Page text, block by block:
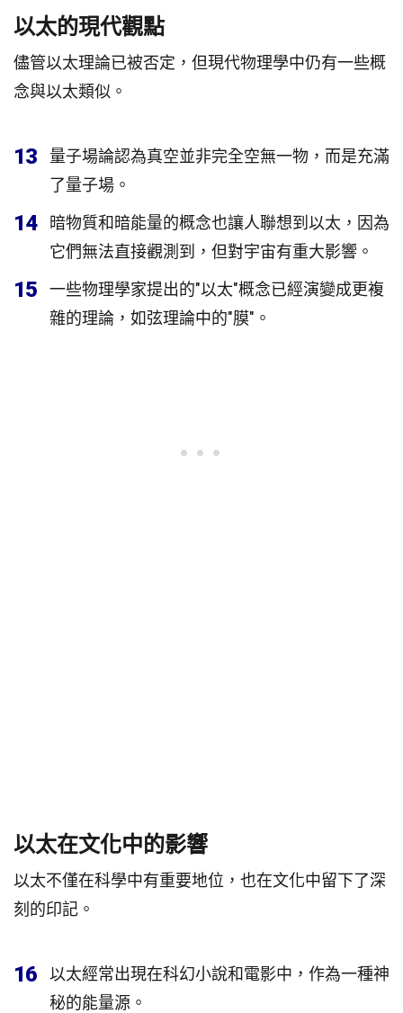
以太的現代觀點
儘管以太理論已被否定，但現代物理學中仍有一些概
念與以太類似。
13
量子場論認為真空並非完全空無一物，而是充滿
了量子場。
14
暗物質和暗能量的概念也讓人聯想到以太，因為
它們無法直接觀測到，但對宇宙有重大影響。
15
一些物理學家提出的"以太"概念已經演變成更複
雜的理論，如弦理論中的"膜"。
以太在文化中的影響
以太不僅在科學中有重要地位，也在文化中留下了深
刻的印記。
16
以太經常出現在科幻小說和電影中，作為一種神
秘的能量源。